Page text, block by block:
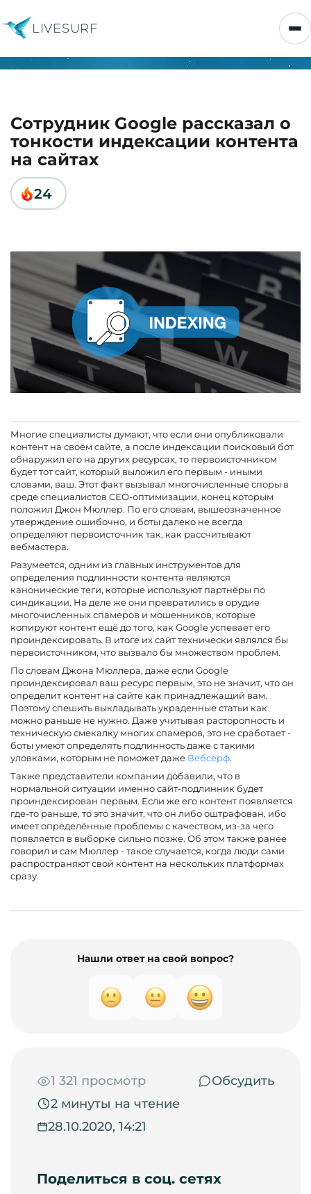
LIVESURF
Сотрудник Google рассказал о
тонкости индексации контента
на сайтах
24
Многие специалисты думают, что если они опубликовали
контент на своём сайте, а после индексации поисковый бот
обнаружил его на других ресурсах, то первоисточником
будет тот сайт, который выложил его первым - иными
словами, ваш. Этот факт вызывал многочисленные споры в
среде специалистов СЕО-оптимизации, конец которым
положил Джон Мюллер. По его словам, вышеозначенное
утверждение ошибочно, и боты далеко не всегда
определяют первоисточник так, как рассчитывают
вебмастера.
Разумеется, одним из главных инструментов для
определения подлинности контента являются
канонические теги, которые используют партнёры по
синдикации. На деле же они превратились в орудие
многочисленных спамеров и мошенников, которые
копируют контент ещё до того, как Google успевает его
проиндексировать. В итоге их сайт технически являлся бы
первоисточником, что вызвало бы множеством проблем.
По словам Джона Мюллера, даже если Google
проиндексировал ваш ресурс первым, это не значит, что он
определит контент на сайте как принадлежащий вам.
Поэтому спешить выкладывать украденные статьи как
можно раньше не нужно. Даже учитывая расторопность и
техническую смекалку многих спамеров, это не сработает -
боты умеют определять подлинность даже с такими
уловками, которым не поможет даже Вебсерф.
Также представители компании добавили, что в
нормальной ситуации именно сайт-подлинник будет
проиндексирован первым. Если же его контент появляется
где-то раньше, то это значит, что он либо оштрафован, ибо
имеет определённые проблемы с качеством, из-за чего
появляется в выборке сильно позже. Об этом также ранее
говорил и сам Мюллер - такое случается, когда люди сами
распространяют свой контент на нескольких платформах
сразу.
Нашли ответ на свой вопрос?
1 321 просмотр
Обсудить
2 минуты на чтение
28.10.2020, 14:21
Поделиться в соц. сетях